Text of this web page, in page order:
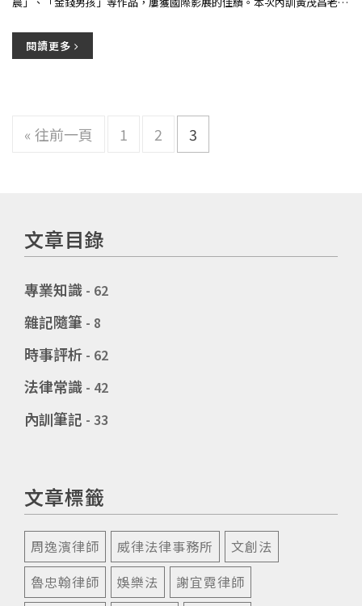
閱讀更多
« 往前一頁 1 2 3
文章目錄
專業知識 - 62
雜記隨筆 - 8
時事評析 - 62
法律常識 - 42
內訓筆記 - 33
文章標籤
周逸濱律師 威律法律事務所
文創法
魯忠翰律師
娛樂法
謝宜霓律師